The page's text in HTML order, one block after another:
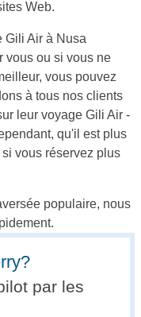
Web.
Gili Air à Nusa
vous ou si vous ne
vous pouvez
à tous nos clients
leur voyage Gili Air -
qu'il est plus
vous réservez plus
populaire, nous
par les